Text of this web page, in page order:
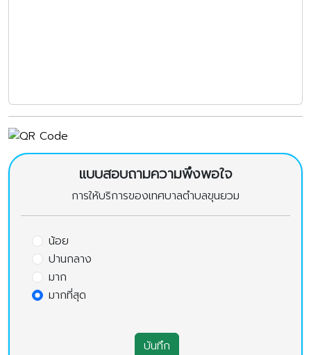
แบบสอบถามความพึงพอใจ
การให้บริการของเทศบาลตำบลขุนยวม
น้อย
ปานกลาง
มาก
มากที่สุด
บันทึก